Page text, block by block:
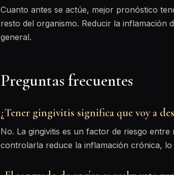
Cuanto antes se actúe, mejor pronóstico
resto del organismo. Reducir la inflamación
general.
Preguntas frecuentes
¿Tener gingivitis significa que voy a
No. La gingivitis es un factor de riesgo
controlarla reduce la inflamación crónica,